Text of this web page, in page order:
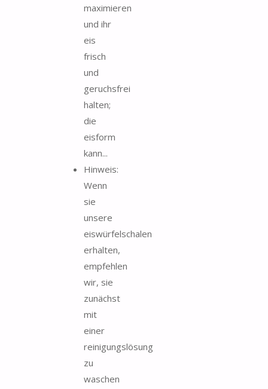
maximieren
und ihr
eis
frisch
und
geruchsfrei
halten;
die
eisform
kann...
Hinweis:
Wenn
sie
unsere
eiswürfelschalen
erhalten,
empfehlen
wir, sie
zunächst
mit
einer
reinigungslösung
zu
waschen